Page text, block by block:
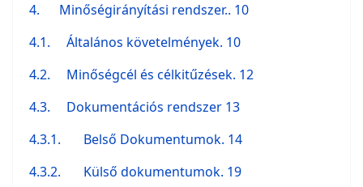
4. Minőségirányítási rendszer.. 10
4.1.
Általános követelmények. 10
4.2.
Minőségcél és célkitűzések. 12
4.3.
Dokumentációs rendszer 13
4.3.1. Belső Dokumentumok. 14
4.3.2. Külső dokumentumok. 19